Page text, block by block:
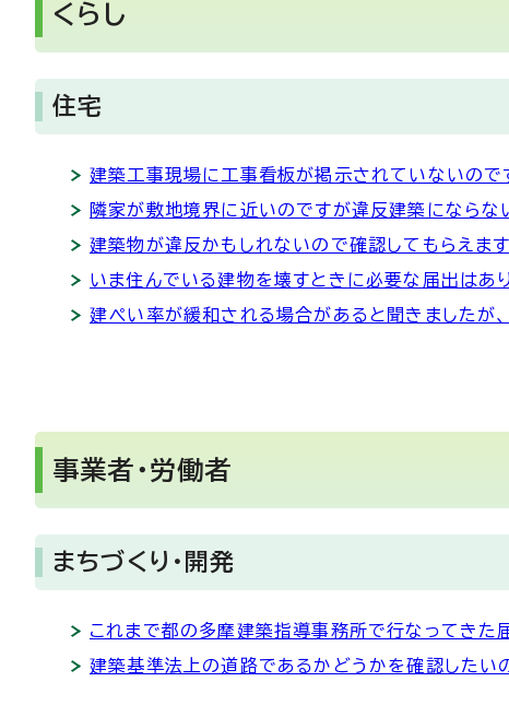
くらし
住宅
建築工事現場に工事看板が掲示されていないので
隣家が敷地境界に近いのですが違反建築にならな
建築物が違反かもしれないので確認してもらえます
いま住んでいる建物を壊すときに必要な届出はあり
建ぺい率が緩和される場合があると聞きましたが、
事業者・労働者
まちづくり・開発
これまで都の多摩建築指導事務所で行なってき
建築基準法上の道路であるかどうかを確認したい